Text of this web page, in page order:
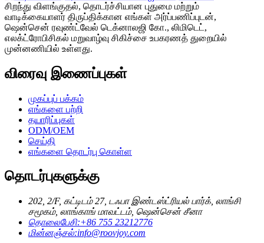
சிறந்து விளங்குதல், தொடர்ச்சியான புதுமை மற்றும்
வாடிக்கையாளர் திருப்திக்கான எங்கள் அர்ப்பணிப்புடன்,
ஷென்சென் ரவுண்ட்வேல் டெக்னாலஜி கோ., லிமிடெட்,
எலக்ட்ரோபிசிகல் மறுவாழ்வு சிகிச்சை உபகரணத் துறையில்
முன்னணியில் உள்ளது.
விரைவு இணைப்புகள்
முகப்புப் பக்கம்
எங்களை பற்றி
தயாரிப்புகள்
ODM/OEM
செய்தி
எங்களை தொடர்பு கொள்ள
தொடர்புகளுக்கு
202, 2/F, கட்டிடம் 27, டஃபா இண்டஸ்ட்ரியல் பார்க், லாங்சி
சமூகம், லாங்காங் மாவட்டம், ஷென்சென் சீனா
தொலைபேசி:+86 755 23212776
மின்னஞ்சல்:info@roovjoy.com